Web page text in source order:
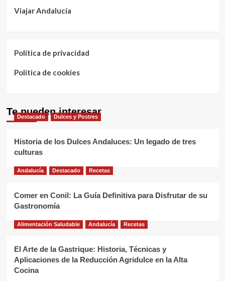
Viajar Andalucía
Política de privacidad
Política de cookies
Te pueden interesar
Destacado Dulces y Postres
Historia de los Dulces Andaluces: Un legado de tres
culturas
Andalucía Destacado Recetas
Comer en Conil: La Guía Definitiva para Disfrutar de su
Gastronomía
Alimentación Saludable Andalucía Recetas
El Arte de la Gastrique: Historia, Técnicas y
Aplicaciones de la Reducción Agridulce en la Alta
Cocina